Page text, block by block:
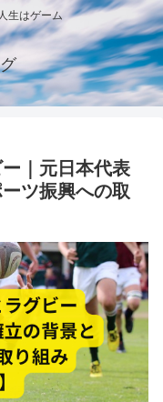
生はゲーム
｜元日本代表
ツ振興への取